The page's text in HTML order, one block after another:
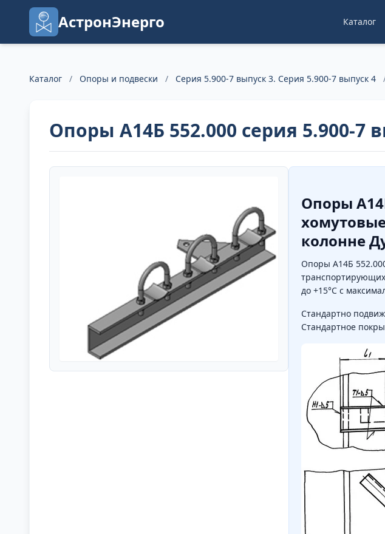
АстронЭнерго Каталог
Каталог / Опоры и подвески / Серия 5.900-7 выпуск 3. Серия 5.900-7 выпуск 4
Опоры А14Б 552.000 серия 5.900-7
Опоры
колонне
Опоры А14Б
транспортирующих
до +15°С с
Стандартно
Стандартное